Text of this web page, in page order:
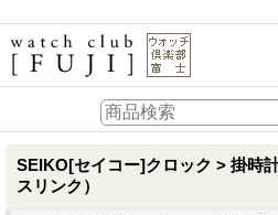
SEIKO[セイコー]クロック > 掛時
スリンク）